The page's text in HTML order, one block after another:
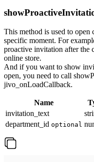
This method is used to
specific moment. For
proactive invitation after the
online store.
And if you want to show
open, you need to call
jivo_onLoadCallback.
Name
invitation_text
department_id optional